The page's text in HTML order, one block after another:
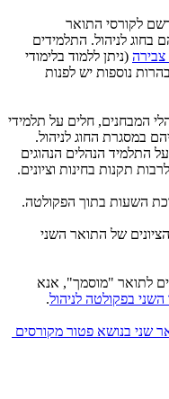
לקורסי התואר
בחוג לניהול. התלמידים
צבירה (ניתן ללמוד בלימודי
להבהרות נוספות יש לפנות
המבחנים, חלים על תלמידי
במסגרת החוג לניהול.
התלמיד הנהלים הנהוגים
תקנות בחינות וציונים.
השעות בתוך הפקולטה.
של התואר השני
לתואר "מוסמך", אנא
השני בפקולטה לניהול.
שני בנושא פטור מקורסים